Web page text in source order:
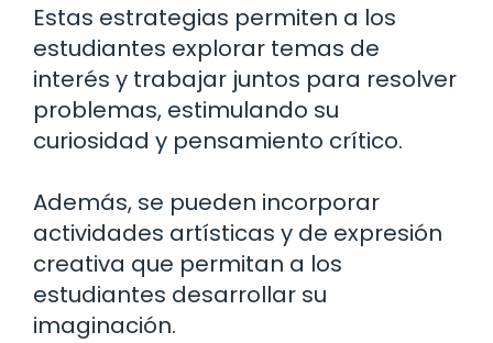
Estas estrategias permiten a los
estudiantes explorar temas de
interés y trabajar juntos para resolver
problemas, estimulando su
curiosidad y pensamiento crítico.
Además, se pueden incorporar
actividades artísticas y de expresión
creativa que permitan a los
estudiantes desarrollar su
imaginación.